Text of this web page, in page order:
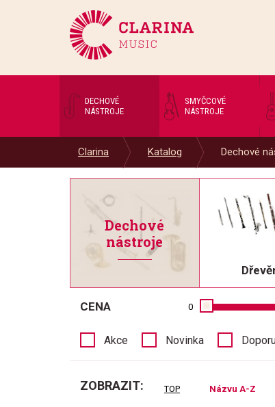
DECHOVÉ
NÁSTROJE
SMYČCOVÉ
NÁSTROJE
Clarina Katalog Dechové
Dechové
nástroje
CENA 0
Akce Novinka
ZOBRAZIT: TOP Názvu A-Z